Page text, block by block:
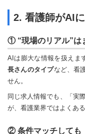
2. 看護師がAI
① “現場のリアル”は
AIは膨大な情報を扱えま
長さんのタイプなど、看
せん。
同じ求人情報でも、「実
が、看護業界ではよくある
② 条件マッチしても